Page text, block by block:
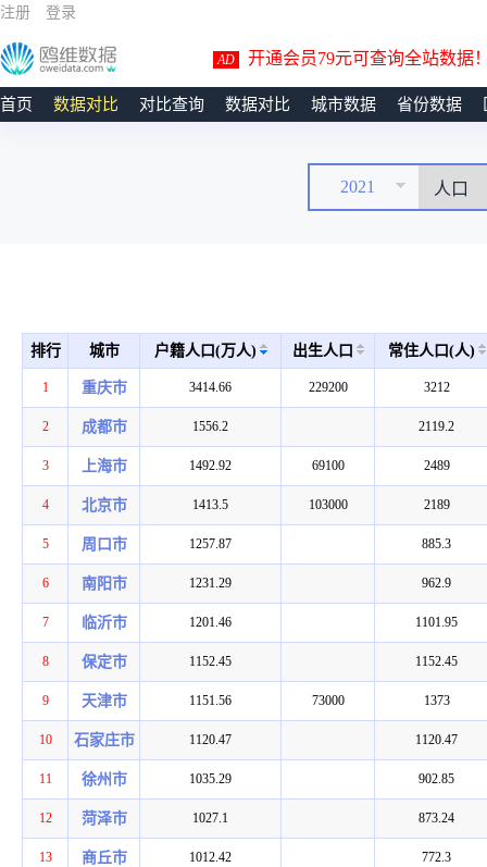
注册 登录
AD 开通会员79元可查询全站数据
首页 数据对比 对比查询 数据对比 城市数据 省份数据
2021
排行 城市 户籍人口(万人) 出生人口 常住人口(人)
1 重庆市 3414.66 229200 3212
2 成都市 1556.2 2119.2
3 上海市 1492.92 69100 2489
4 北京市 1413.5 103000 2189
5 周口市 1257.87 885.3
6 南阳市 1231.29 962.9
7 临沂市 1201.46 1101.95
8 保定市 1152.45 1152.45
9 天津市 1151.56 73000 1373
10 石家庄市 1120.47 1120.47
11 徐州市 1035.29 902.85
12 菏泽市 1027.1 873.24
13 商丘市 1012.42 772.3